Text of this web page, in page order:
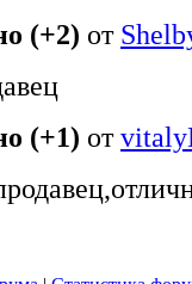
(+2) от
(+1) от